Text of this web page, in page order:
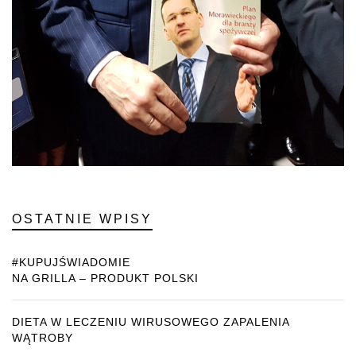
OSTATNIE WPISY
#KUPUJŚWIADOMIE
NA GRILLA – PRODUKT POLSKI
DIETA W LECZENIU WIRUSOWEGO ZAPALENIA
WĄTROBY